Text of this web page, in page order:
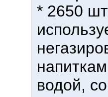
* 2650
водой,